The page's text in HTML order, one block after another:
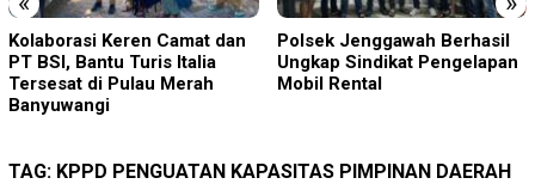
Polsek Jenggawah Berhasil
Ungkap Sindikat Pengelapan
Mobil Rental
DPK Porong Didampingi DPD
Sidoarjo Datangi Inspektorat
Tindaklanjuti Laporan Desa
TAG: KPPD PENGUATAN KAPASITAS PIMPINAN DAERAH